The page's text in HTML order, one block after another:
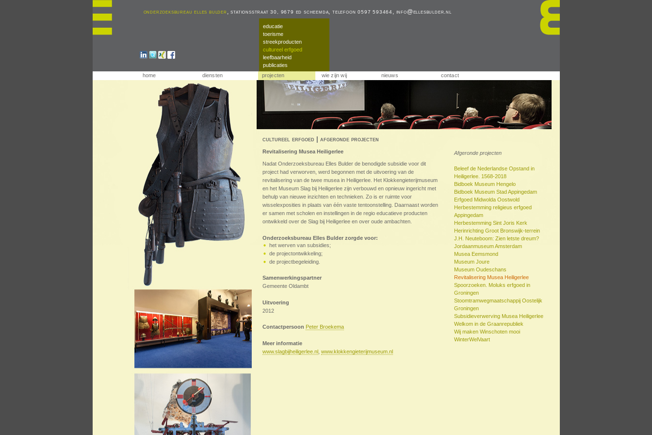
onderzoeksbureau elles bulder , stationsstraat30, 9679 ed scheemda, telefoon0597 593464, info@ellesbulder.nl
educatie
toerisme
streekproducten
cultureel erfgoed
leefbaarheid
publicaties
home
diensten projecten wie zijn wij nieuws contact
cultureel erfgoed | afgeronde projecten
Revitalisering Musea Heiligerlee
Nadat Onderzoeksbureau Elles Bulder de benodigde subsidie voor dit
project had verworven, werd begonnen met de uitvoering van de
revitalisering van de twee musea in Heiligerlee. Het Klokkengieterijmuseum
en het Museum Slag bij Heiligerlee zijn verbouwd en opnieuw ingericht met
behulp van nieuwe inzichten en technieken. Zo is er ruimte voor
wisselexposities in plaats van één vaste tentoonstelling. Daarnaast worden
er samen met scholen en instellingen in de regio educatieve producten
ontwikkeld over de Slag bij Heiligerlee en over oude ambachten.
Onderzoeksbureau Elles Bulder zorgde voor:
het werven van subsidies;
de projectontwikkeling;
de projectbegeleiding.
Samenwerkingspartner
Gemeente Oldambt
Uitvoering
2012
Contactpersoon Peter Broekema
Meer informatie
www.slagbijheiligerlee.nl, www.klokkengieterijmuseum.nl
Afgeronde projecten
Beleef de Nederlandse Opstand in
Heiligerlee. 1568-2018
Bidboek Museum Hengelo
Bidboek Museum Stad Appingedam
Erfgoed Midwolda Oostwold
Herbestemming religieus erfgoed
Appingedam
Herbestemming Sint Joris Kerk
Herinrichting Groot Bronswijk-terrein
J.H. Neuteboom: Zien letste dreum?
Jordaanmuseum Amsterdam
Musea Eemsmond
Museum Joure
Museum Oudeschans
Revitalisering Musea Heiligerlee
Spoorzoeken. Moluks erfgoed in
Groningen
Stoomtramwegmaatschappij Oostelijk
Groningen
Subsidieverwerving Musea Heiligerlee
Welkom in de Graanrepubliek
Wij maken Winschoten mooi
WinterWelVaart